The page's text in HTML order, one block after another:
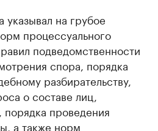
указывал на грубое
процессуального
подведомственности
спора, порядка
разбирательству,
о составе лиц,
проведения
а также норм